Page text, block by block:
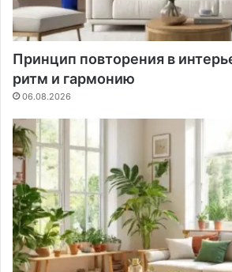
Принцип повторения в
ритм и гармонию
06.08.2026